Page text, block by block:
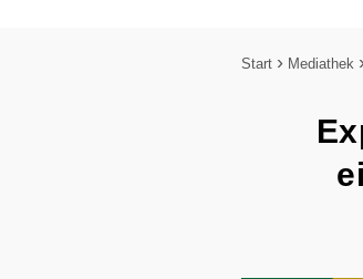
Start Mediathek